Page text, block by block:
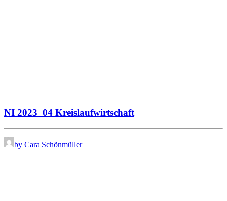
NI 2023_04 Kreislaufwirtschaft
by Cara Schönmüller